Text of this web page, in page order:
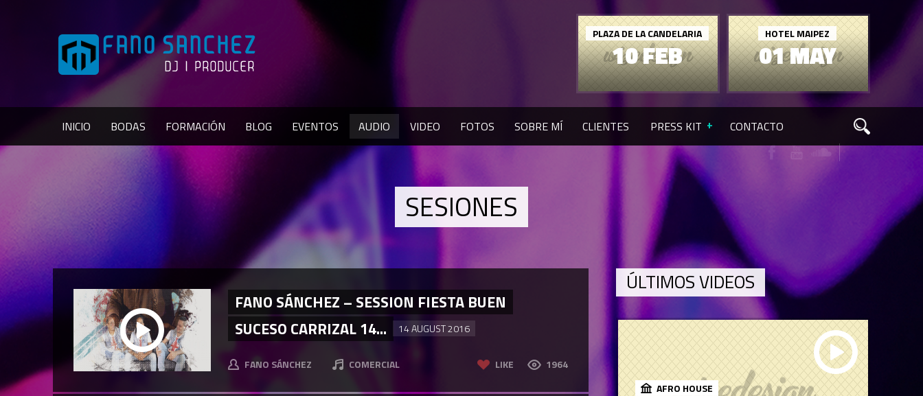
01 MAY
HOTEL MAIPEZ
10 FEB
PLAZA DE LA CANDELARIA
INICIO BODAS FORMACIÓN BLOG EVENTOS AUDIO VIDEO FOTOS SOBRE MÍ CLIENTES PRESS KIT CONTACTO
SESIONES
LIKE 1964
FANO SÁNCHEZ – SESSION FIESTA BUEN
SUCESO CARRIZAL 14...
14 AUGUST 2016
FANO SÁNCHEZ COMERCIAL
ÚLTIMOS VIDEOS
AFRO HOUSE